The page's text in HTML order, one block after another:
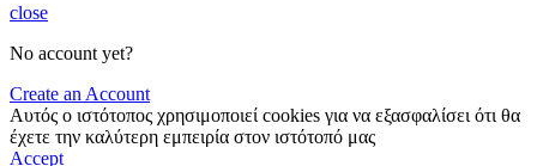
close
No account yet?
Create an Account
Αυτός ο ιστότοπος χρησιμοποιεί cookies για να εξασφαλίσει ότι θα
έχετε την καλύτερη εμπειρία στον ιστότοπό μας
Accept